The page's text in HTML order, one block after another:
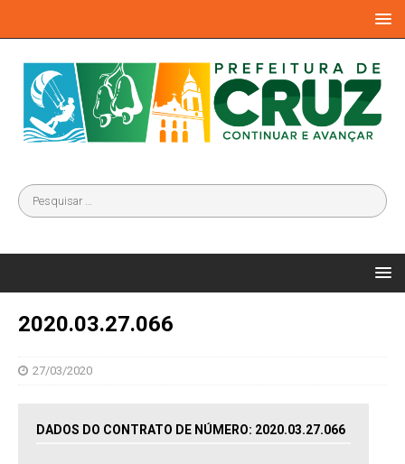
2020.03.27.066
27/03/2020
DADOS DO CONTRATO DE NÚMERO: 2020.03.27.066